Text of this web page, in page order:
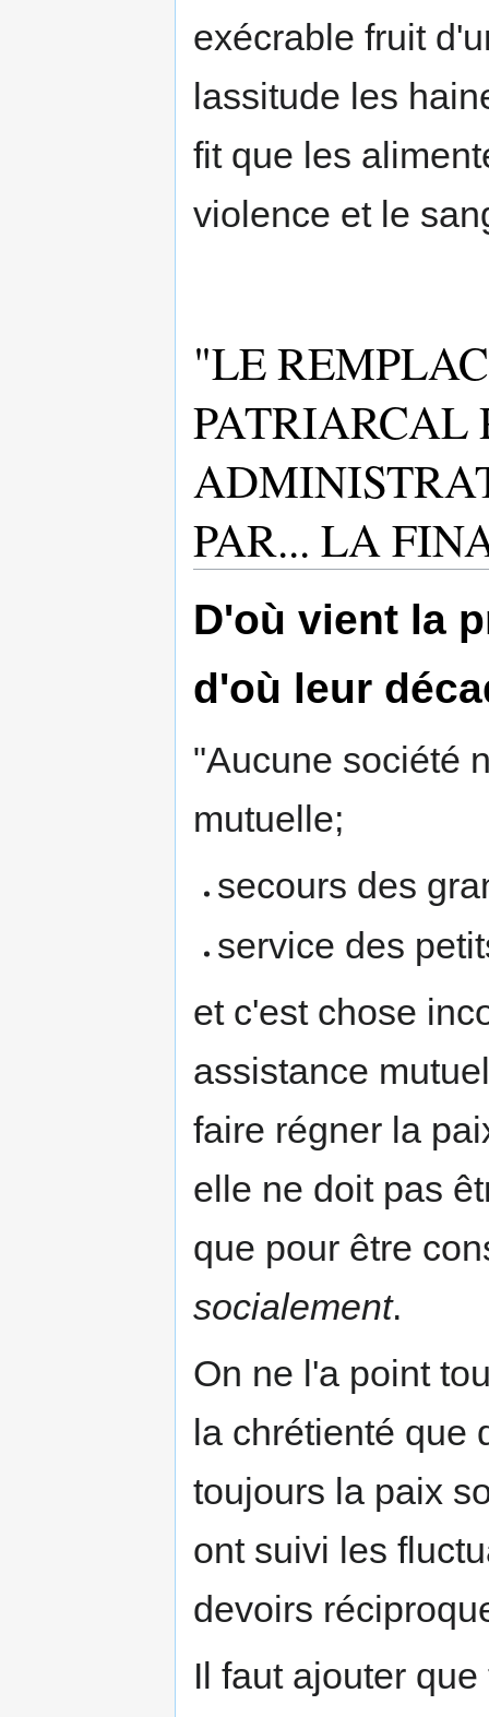
exécrable fruit
lassitude les
fit que les
violence et le
"LE
PATRIARCAL
PAR... LA
D'où vient la
d'où leur
"Aucune société
mutuelle;
secours des
service des
et c'est chose
assistance
faire régner la
elle ne doit pas
que pour être
socialement.
On ne l'a point
la chrétienté que
toujours la paix
ont suivi les
devoirs
Il faut ajouter